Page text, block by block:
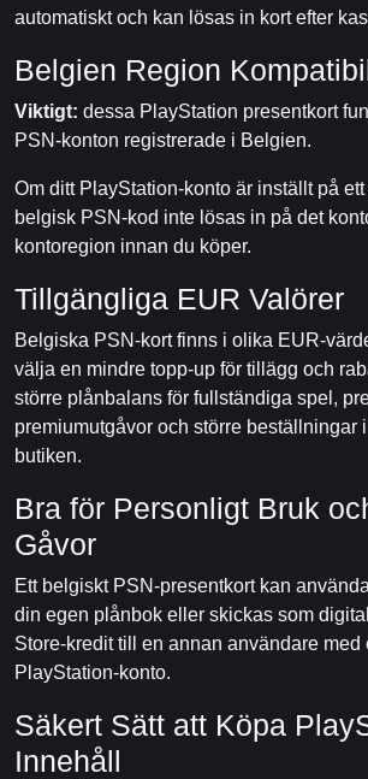
automatiskt och kan lösas in kort efter
Belgien Region
Viktigt: dessa PlayStation presentkort
PSN-konton registrerade i Belgien.
Om ditt PlayStation-konto är inställt på
belgisk PSN-kod inte lösas in på det
kontoregion innan du köper.
Tillgängliga EUR Valörer
Belgiska PSN-kort finns i olika EUR-
välja en mindre topp-up för tillägg och
större plånbalans för fullständiga spel,
premiumutgåvor och större beställningar
butiken.
Bra för Personligt Bruk
Gåvor
Ett belgiskt PSN-presentkort kan
din egen plånbok eller skickas som
Store-kredit till en annan användare med
PlayStation-konto.
Säkert Sätt att Köpa
Innehåll